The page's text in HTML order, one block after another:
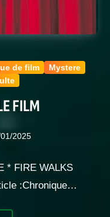
de film
Mystere
FILM
2025
* FIRE WALKS
:Chronique…